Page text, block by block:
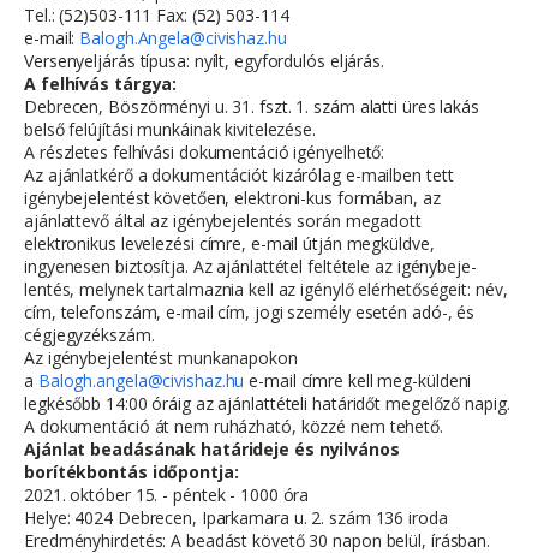
Tel.: (52)503-111 Fax: (52) 503-114
e-mail: Balogh.Angela@civishaz.hu
Versenyeljárás típusa: nyílt, egyfordulós eljárás.
A felhívás tárgya:
Debrecen, Böszörményi u. 31. fszt. 1. szám alatti üres lakás
belső felújítási munkáinak kivitelezése.
A részletes felhívási dokumentáció igényelhető:
Az ajánlatkérő a dokumentációt kizárólag e-mailben tett
igénybejelentést követően, elektroni-kus formában, az
ajánlattevő által az igénybejelentés során megadott
elektronikus levelezési címre, e-mail útján megküldve,
ingyenesen biztosítja. Az ajánlattétel feltétele az igénybeje-
lentés, melynek tartalmaznia kell az igénylő elérhetőségeit: név,
cím, telefonszám, e-mail cím, jogi személy esetén adó-, és
cégjegyzékszám.
Az igénybejelentést munkanapokon
a Balogh.angela@civishaz.hu e-mail címre kell meg-küldeni
legkésőbb 14:00 óráig az ajánlattételi határidőt megelőző napig.
A dokumentáció át nem ruházható, közzé nem tehető.
Ajánlat beadásának határideje és nyilvános
borítékbontás időpontja:
2021. október 15. - péntek - 1000 óra
Helye: 4024 Debrecen, Iparkamara u. 2. szám 136 iroda
Eredményhirdetés: A beadást követő 30 napon belül, írásban.